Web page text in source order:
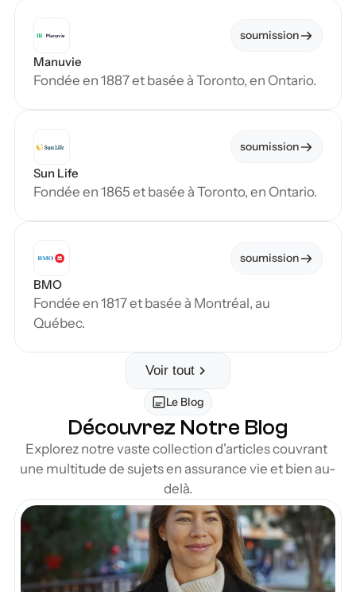
soumission
Manuvie
Fondée en 1887 et basée à Toronto, en Ontario.
soumission
Sun Life
Fondée en 1865 et basée à Toronto, en Ontario.
soumission
BMO
Fondée en 1817 et basée à Montréal, au
Québec.
Voir tout
Le Blog
Découvrez Notre Blog
Explorez notre vaste collection d'articles couvrant
une multitude de sujets en assurance vie et bien au-
delà.
Blog